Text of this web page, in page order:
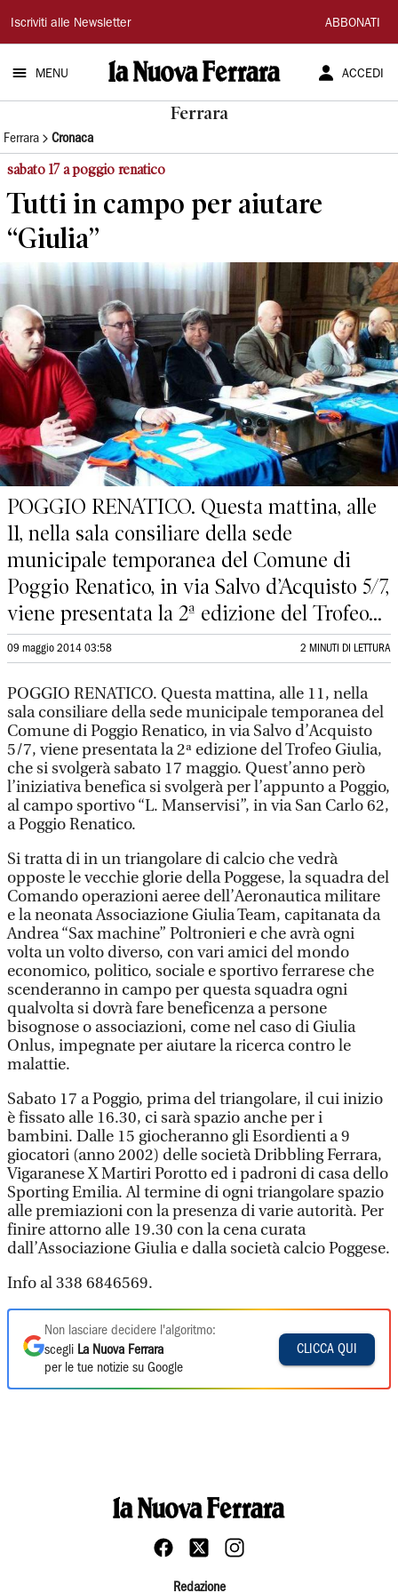
La
Nuova
Ferrara
Iscriviti alle Newsletter ABBONATI
MENU ACCEDI
Ferrara
Ferrara Cronaca
sabato 17 a poggio renatico
Tutti in campo per aiutare
“Giulia”
POGGIO RENATICO. Questa mattina, alle
11, nella sala consiliare della sede
municipale temporanea del Comune di
Poggio Renatico, in via Salvo d’Acquisto 5/7,
viene presentata la 2ª edizione del Trofeo...
09 maggio 2014 03:58 2 MINUTI DI LETTURA
POGGIO RENATICO. Questa mattina, alle 11, nella
sala consiliare della sede municipale temporanea del
Comune di Poggio Renatico, in via Salvo d’Acquisto
5/7, viene presentata la 2ª edizione del Trofeo Giulia,
che si svolgerà sabato 17 maggio. Quest’anno però
l’iniziativa benefica si svolgerà per l’appunto a Poggio,
al campo sportivo “L. Manservisi”, in via San Carlo 62,
a Poggio Renatico.
Si tratta di in un triangolare di calcio che vedrà
opposte le vecchie glorie della Poggese, la squadra del
Comando operazioni aeree dell’Aeronautica militare
e la neonata Associazione Giulia Team, capitanata da
Andrea “Sax machine” Poltronieri e che avrà ogni
volta un volto diverso, con vari amici del mondo
economico, politico, sociale e sportivo ferrarese che
scenderanno in campo per questa squadra ogni
qualvolta si dovrà fare beneficenza a persone
bisognose o associazioni, come nel caso di Giulia
Onlus, impegnate per aiutare la ricerca contro le
malattie.
Sabato 17 a Poggio, prima del triangolare, il cui inizio
è fissato alle 16.30, ci sarà spazio anche per i
bambini. Dalle 15 giocheranno gli Esordienti a 9
giocatori (anno 2002) delle società Dribbling Ferrara,
Vigaranese X Martiri Porotto ed i padroni di casa dello
Sporting Emilia. Al termine di ogni triangolare spazio
alle premiazioni con la presenza di varie autorità. Per
finire attorno alle 19.30 con la cena curata
dall’Associazione Giulia e dalla società calcio Poggese.
Info al 338 6846569.
Non lasciare decidere l'algoritmo:
scegli La Nuova Ferrara
per le tue notizie su Google
CLICCA QUI
Redazione